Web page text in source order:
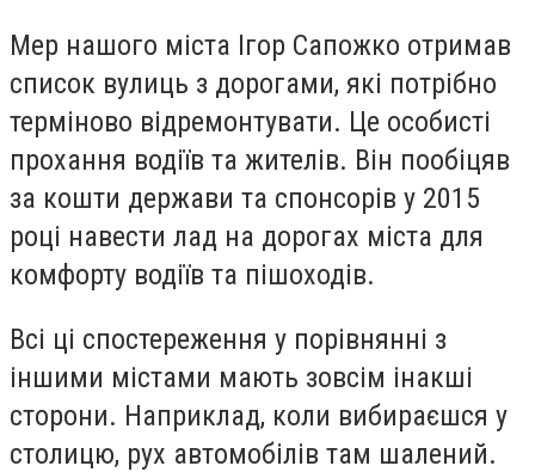
Мер нашого міста Ігор Сапожко отримав
список вулиць з дорогами, які потрібно
терміново відремонтувати. Це особисті
прохання водіїв та жителів. Він пообіцяв
за кошти держави та спонсорів у 2015
році навести лад на дорогах міста для
комфорту водіїв та пішоходів.
Всі ці спостереження у порівнянні з
іншими містами мають зовсім інакші
сторони. Наприклад, коли вибираєшся у
столицю, рух автомобілів там шалений.